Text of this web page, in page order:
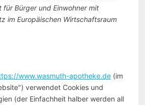
Bürger und Einwohner mit
im Europäischen Wirtschaftsraum
www.wasmuth-apotheke.de(im
verwendet Cookies und
(der Einfachheit halber werden all